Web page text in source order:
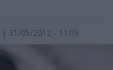
| 31/05/2012 - 11:09